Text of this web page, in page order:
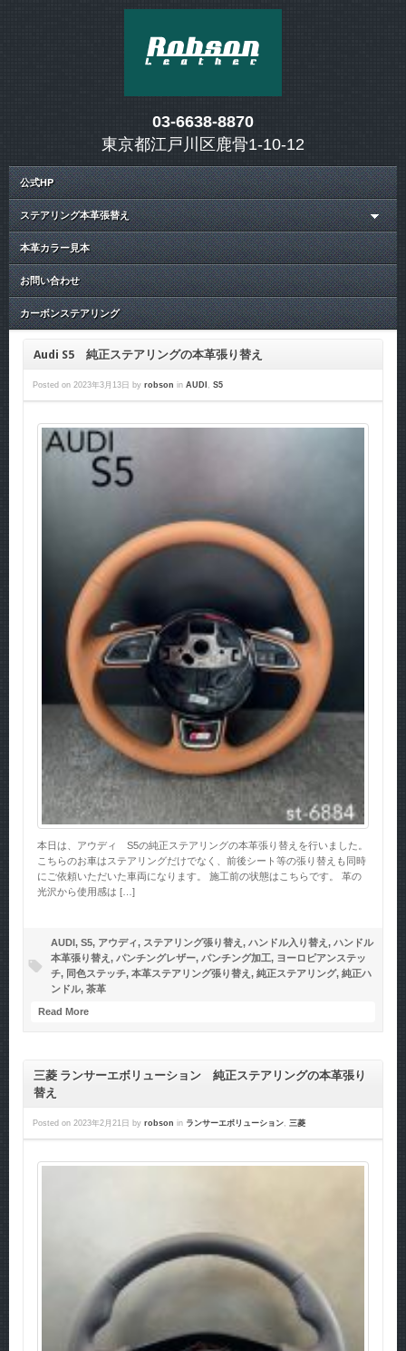
03-6638-8870
東京都江戸川区鹿骨1-10-12
公式HP
ステアリング本革張替え
本革カラー見本
お問い合わせ
カーボンステアリング
Audi S5 純正ステアリングの本革張り替え
Posted on 2023年3月13日 by robson in AUDI , S5
本日は、アウディ S5の純正ステアリングの本革張り替えを行いました。
こちらのお車はステアリングだけでなく、前後シート等の張り替えも同時
にご依頼いただいた車両になります。 施工前の状態はこちらです。 革の
光沢から使用感は […]
AUDI, S5, アウディ, ステアリング張り替え , ハンドル入り替え , ハンドル
本革張り替え , パンチングレザー, パンチング加工, ヨーロピアンステッ
チ, 同色ステッチ, 本革ステアリング張り替え , 純正ステアリング, 純正ハ
ンドル, 茶革
Read More
三菱 ランサーエボリューション 純正ステアリングの本革張り
替え
Posted on 2023年2月21日 by robson in ランサーエボリューション, 三菱